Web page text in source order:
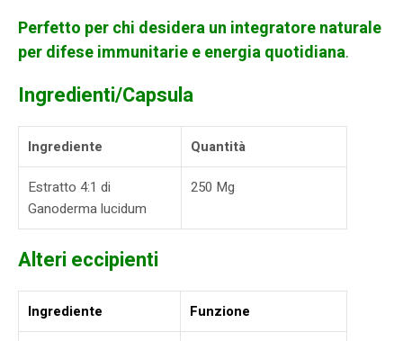
Perfetto per chi desidera un integratore naturale
per difese immunitarie e energia quotidiana.
Ingredienti/Capsula
Ingrediente Quantità
Estratto 4:1 di
Ganoderma lucidum
250 Mg
Alteri eccipienti
Ingrediente Funzione